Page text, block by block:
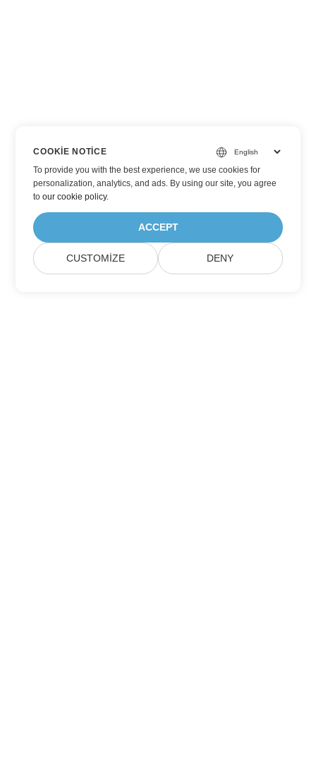
COOKIE NOTICE
To provide you with the best experience, we use cookies for
personalization, analytics, and ads. By using our site, you agree
toour cookie policy.
ACCEPT
CUSTOMIZE DENY